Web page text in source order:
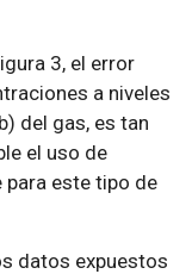
3, el error
a niveles
del gas, es tan
el uso de
este tipo de
datos expuestos